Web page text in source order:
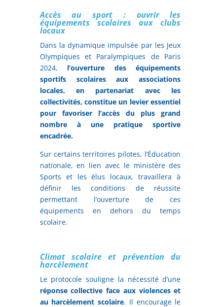
Accès au sport : ouvrir les
équipements scolaires aux clubs
locaux
Dans la dynamique impulsée par les Jeux
Olympiques et Paralympiques de Paris
2024, l’ouverture des équipements
sportifs scolaires aux associations
locales, en partenariat avec les
collectivités, constitue un levier essentiel
pour favoriser l’accès du plus grand
nombre à une pratique sportive
encadrée.
Sur certains territoires pilotes, l’Éducation
nationale, en lien avec le ministère des
Sports et les élus locaux, travaillera à
définir les conditions de réussite
permettant l’ouverture de ces
équipements en dehors du temps
scolaire.
Climat scolaire et prévention du
harcèlement
Le protocole souligne la nécessité d’une
réponse collective face aux violences et
au harcèlement scolaire. Il encourage le